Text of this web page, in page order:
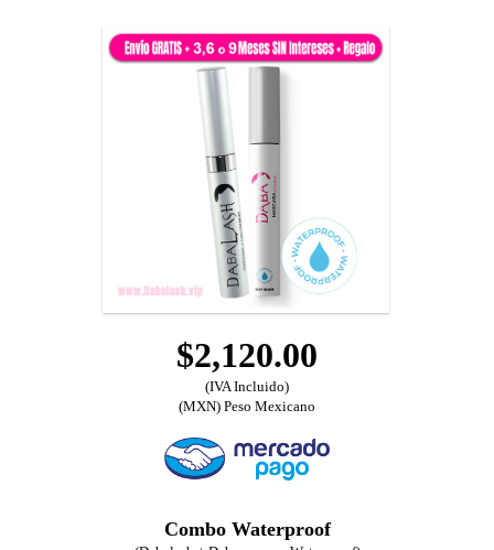
$2,120.00
(IVA Incluido)
(MXN) Peso Mexicano
Combo Waterproof